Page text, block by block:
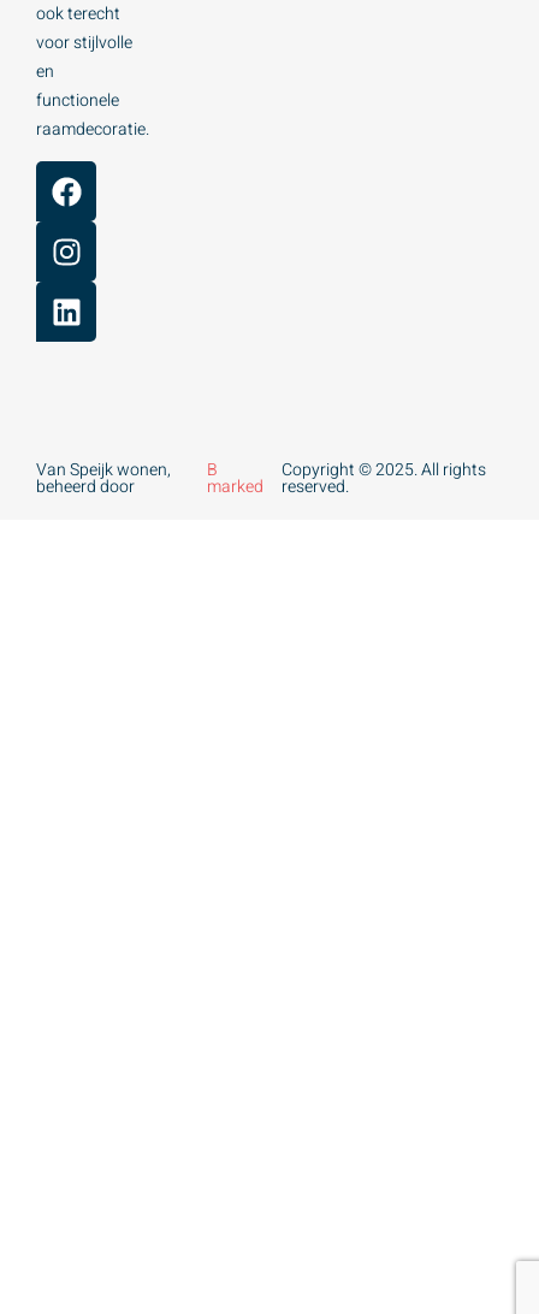
ook terecht
voor stijlvolle
en
functionele
raamdecoratie.
Van Speijk wonen,
beheerd door
B
marked
Copyright © 2025. All rights
reserved.